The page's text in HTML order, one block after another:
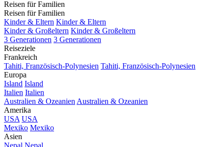
Reisen für Familien
Reisen für Familien
Kinder & Eltern Kinder & Eltern
Kinder & Großeltern Kinder & Großeltern
3 Generationen 3 Generationen
Reiseziele
Frankreich
Tahiti, Französisch-Polynesien Tahiti, Französisch-Polynesien
Europa
Island Island
Italien Italien
Australien & Ozeanien Australien & Ozeanien
Amerika
USA USA
Mexiko Mexiko
Asien